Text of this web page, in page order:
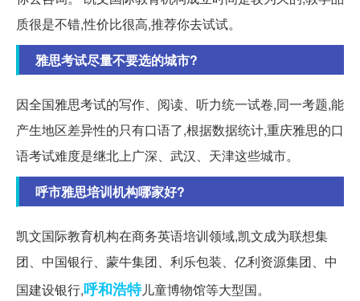
质很是不错,性价比很高,推荐你去试试。
雅思考试尽量不要选的城市?
因全国雅思考试的写作、阅读、听力统一试卷,同一考题,能
产生地区差异性的只有口语了,根据数据统计,重庆雅思的口
语考试难度是继北上广深、武汉、天津这些城市。
呼市雅思培训机构哪家好?
凯文国际教育机构在商务英语培训领域,凯文成为联想集
团、中国银行、蒙牛集团、利乐包装、亿利资源集团、中
国建设银行,呼和浩特儿童博物馆等大型国。